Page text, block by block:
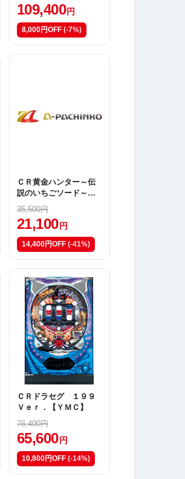
109,400 円
8,000円OFF (-7%)
ＣＲ黄金ハンター～伝
説のいちごソード～Ｗ
35,500円
21,100 円
14,400円OFF (-41%)
ＣＲドラセグ １９９
Ｖｅｒ．【ＹＭＣ】
76,400円
65,600 円
10,800円OFF (-14%)